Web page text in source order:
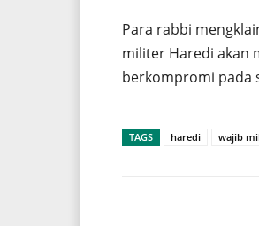
Para rabbi
militer Haredi akan
berkompromi pada
TAGS haredi wajib